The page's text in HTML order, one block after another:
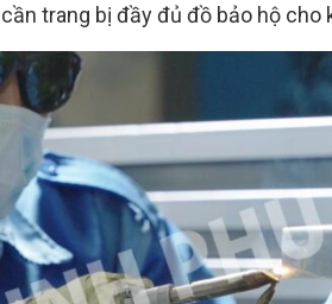
trang bị đầy đủ đồ bảo hộ cho